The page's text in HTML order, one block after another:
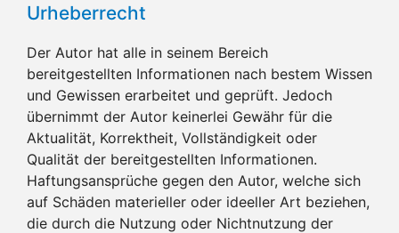
Urheberrecht
Der Autor hat alle in seinem Bereich
bereitgestellten Informationen nach bestem Wissen
und Gewissen erarbeitet und geprüft. Jedoch
übernimmt der Autor keinerlei Gewähr für die
Aktualität, Korrektheit, Vollständigkeit oder
Qualität der bereitgestellten Informationen.
Haftungsansprüche gegen den Autor, welche sich
auf Schäden materieller oder ideeller Art beziehen,
die durch die Nutzung oder Nichtnutzung der